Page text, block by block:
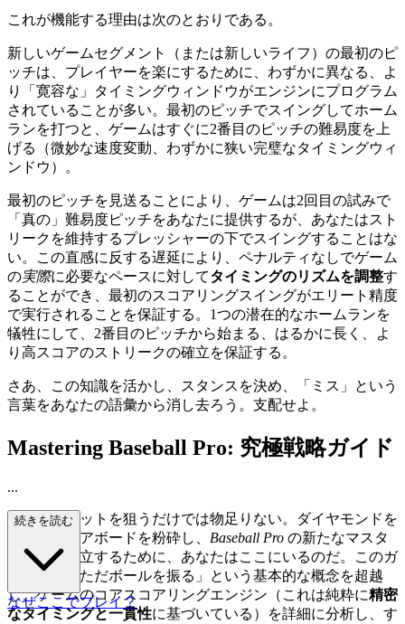
これが機能する理由は次のとおりである。
新しいゲームセグメント（または新しいライフ）の最初のピ
ッチは、プレイヤーを楽にするために、わずかに異なる、よ
り「寛容な」タイミングウィンドウがエンジンにプログラム
されていることが多い。最初のピッチでスイングしてホーム
ランを打つと、ゲームはすぐに2番目のピッチの難易度を上
げる（微妙な速度変動、わずかに狭い完璧なタイミングウィ
ンドウ）。
最初のピッチを見送ることにより、ゲームは2回目の試みで
「真の」難易度ピッチをあなたに提供するが、あなたはスト
リークを維持するプレッシャーの下でスイングすることはな
い。この直感に反する遅延により、ペナルティなしでゲーム
の実際に必要なペースに対してタイミングのリズムを調整す
ることができ、最初のスコアリングスイングがエリート精度
で実行されることを保証する。1つの潜在的なホームランを
犠牲にして、2番目のピッチから始まる、はるかに長く、よ
り高スコアのストリークの確立を保証する。
さあ、この知識を活かし、スタンスを決め、「ミス」という
言葉をあなたの語彙から消し去ろう。支配せよ。
Mastering Baseball Pro: 究極戦略ガイド
...
シングルヒットを狙うだけでは物足りない。ダイヤモンドを
制し、スコアボードを粉砕し、 Baseball Pro の新たなマスタ
ー基準を確立するために、あなたはここにいるのだ。このガ
イドは、「ただボールを振る」という基本的な概念を超越
し、ゲームのコアスコアリングエンジン（これは純粋に精密
なタイミングと一貫性に基づいている）を詳細に分析し、す
続きを読む
なぜここでプレイ？